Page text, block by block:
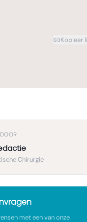
Kopieer
Chirurgie
met een van onze